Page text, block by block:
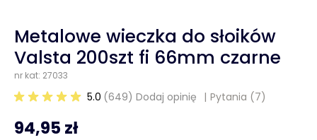
Metalowe wieczka do słoików
Valsta 200szt fi 66mm czarne
nr kat: 27033
5.0 (649) Dodaj opinię Pytania (7)
94,95 zł